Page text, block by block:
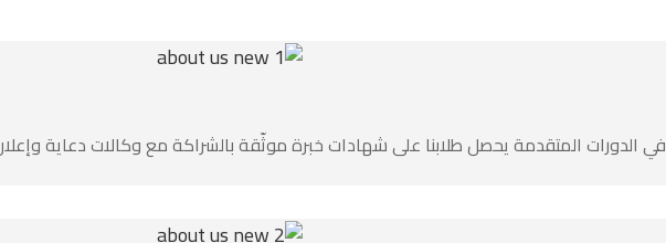
في الدورات المتقدمة يحصل طلابنا على شهادات خبرة موثّقة بالشراكة مع وكالات دعاية